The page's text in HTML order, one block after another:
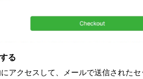
る
アクセスして、メールで送信された